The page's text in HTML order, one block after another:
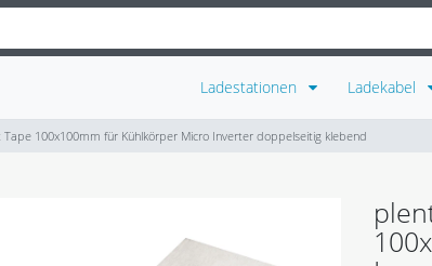
Ladestationen Ladekabel
Tape 100x100mm für Kühlkörper Micro Inverter doppelseitig klebend